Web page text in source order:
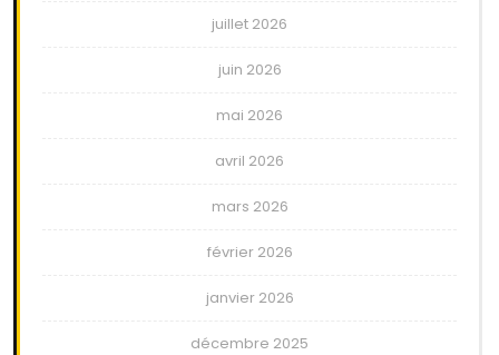
juillet 2026
juin 2026
mai 2026
avril 2026
mars 2026
février 2026
janvier 2026
décembre 2025